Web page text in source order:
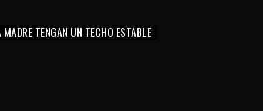
TENGAN UN TECHO ESTABLE